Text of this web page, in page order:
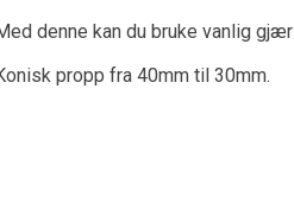
denne kan du bruke vanlig
propp fra 40mm til 30mm.